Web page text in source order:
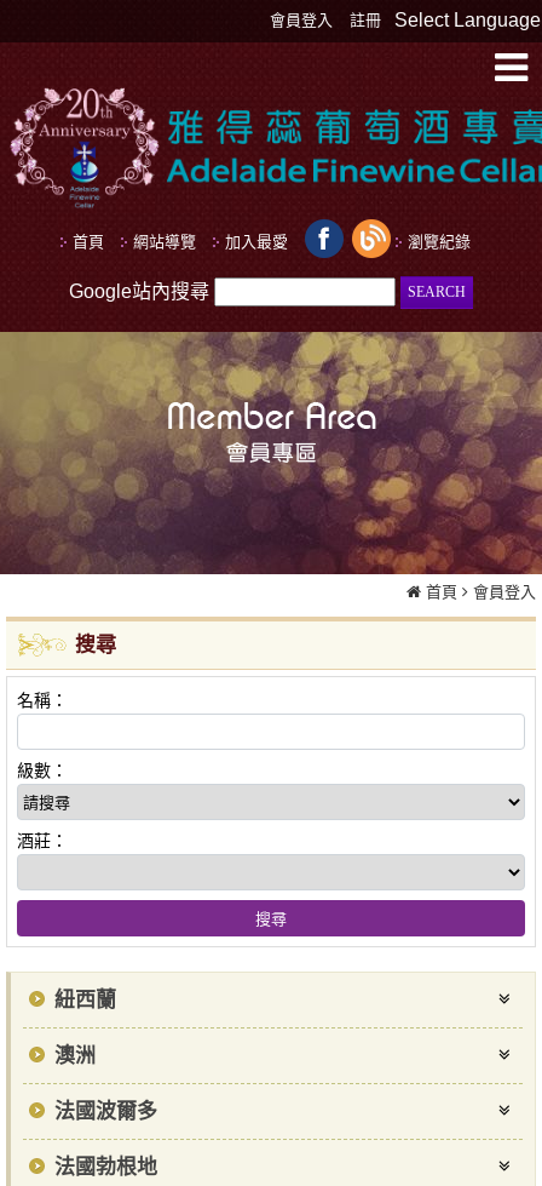
Select Language
會員登入 註冊
首頁 網站導覽 加入最愛 瀏覽紀錄
Google站內搜尋
首頁 會員登入
搜尋
名稱：
級數：
酒莊：
紐西蘭
澳洲
法國波爾多
法國勃根地